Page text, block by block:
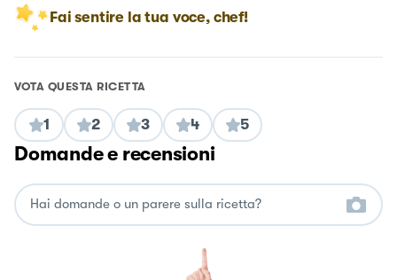
Fai sentire la tua voce, chef!
VOTA QUESTA RICETTA
1 2 3 4 5
Domande e recensioni